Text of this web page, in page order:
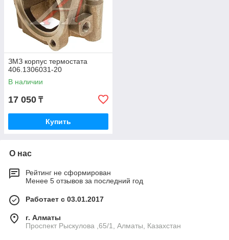
ЗМЗ корпус термостата
406.1306031-20
В наличии
17 050 ₸
Купить
О нас
Рейтинг не сформирован
Менее 5 отзывов за последний год
Работает с 03.01.2017
г. Алматы
Проспект Рыскулова ,65/1, Алматы, Казахстан